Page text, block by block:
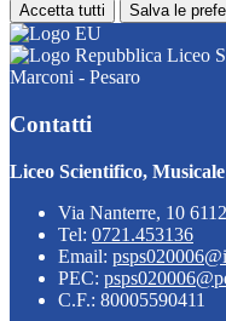
Accetta tutti Salva le
Liceo
Marconi - Pesaro
Contatti
Liceo Scientifico,
Via Nanterre, 10
Tel: 0721.453136
Email:
PEC:
C.F.: 80005590411